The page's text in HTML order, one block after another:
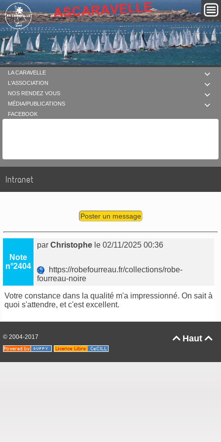

LA CARAVELLE

L'ASSOCIATION

NOS RENDEZ VOUS

MÉDIA/PUBLICATIONS
FACEBOOK
Intranet
Poster un message
Note
n°2404
parChristophe le 02/11/2025 00:36
https://robefourreau.fr/collections/robe-
fourreau-noire
Votre constance dans la qualité m'a impressionné. On sait à
quoi s'attendre, et c'est excellent.
Haut 
© 2004-2017